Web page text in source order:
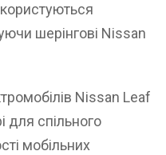
шерінгові Nissan
Nissan Leaf
для спільного
мобільних